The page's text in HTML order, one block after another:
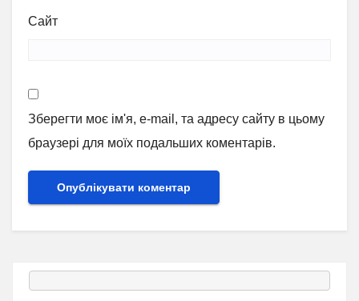
Сайт
Зберегти моє ім'я, e-mail, та адресу сайту в цьому
браузері для моїх подальших коментарів.